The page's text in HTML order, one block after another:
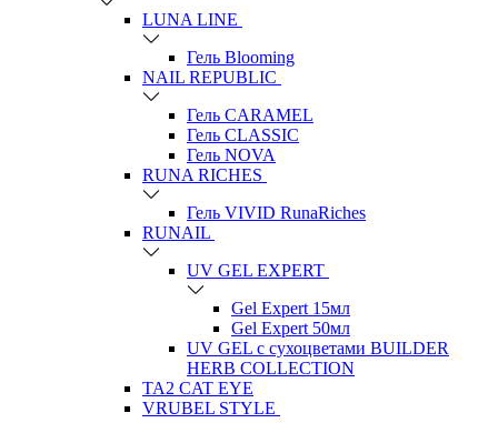
LUNA LINE
Гель Blooming
NAIL REPUBLIC
Гель CARAMEL
Гель CLASSIC
Гель NOVA
RUNA RICHES
Гель VIVID RunaRiches
RUNAIL
UV GEL EXPERT
Gel Expert 15мл
Gel Expert 50мл
UV GEL с сухоцветами BUILDER
HERB COLLECTION
TA2 CAT EYE
VRUBEL STYLE